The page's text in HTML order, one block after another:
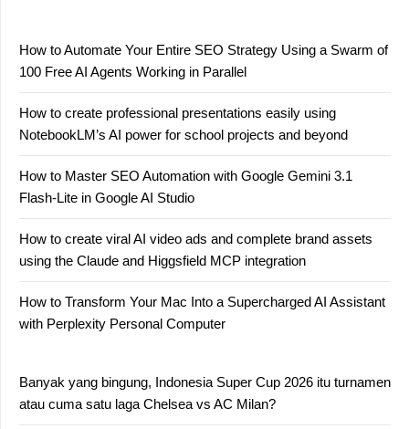
How to Automate Your Entire SEO Strategy Using a Swarm of
100 Free AI Agents Working in Parallel
How to create professional presentations easily using
NotebookLM’s AI power for school projects and beyond
How to Master SEO Automation with Google Gemini 3.1
Flash-Lite in Google AI Studio
How to create viral AI video ads and complete brand assets
using the Claude and Higgsfield MCP integration
How to Transform Your Mac Into a Supercharged AI Assistant
with Perplexity Personal Computer
Banyak yang bingung, Indonesia Super Cup 2026 itu turnamen
atau cuma satu laga Chelsea vs AC Milan?